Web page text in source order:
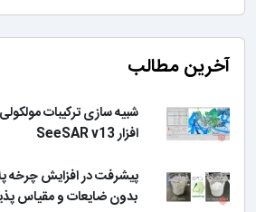
آخرین مطالب
شبیه سازی ترکیبات
افزار SeeSAR v13
پیشرفت در افزایش چرخه
بدون ضایعات و مقیاس